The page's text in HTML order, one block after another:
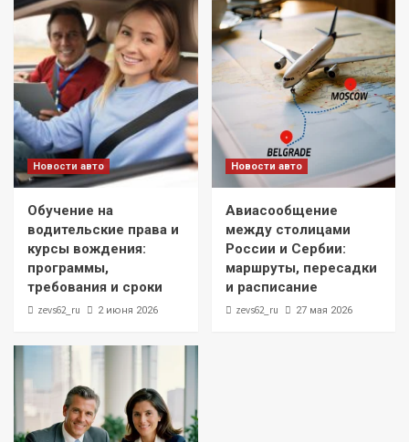
Новости авто
Обучение на
водительские права и
курсы вождения:
программы,
требования и сроки
zevs62_ru 2 июня 2026
Новости авто
Авиасообщение
между столицами
России и Сербии:
маршруты, пересадки
и расписание
zevs62_ru 27 мая 2026